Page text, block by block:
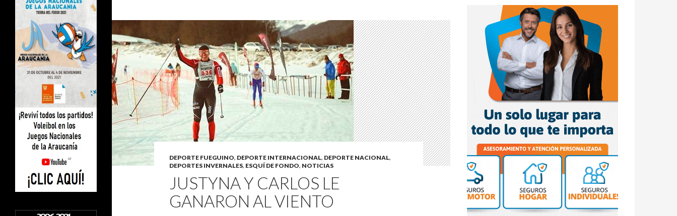
DEPORTE FUEGUINO, DEPORTE INTERNACIONAL, DEPORTE NACIONAL,
DEPORTES INVERNALES, ESQUÍ DE FONDO, NOTICIAS
JUSTYNA Y CARLOS LE
GANARON AL VIENTO